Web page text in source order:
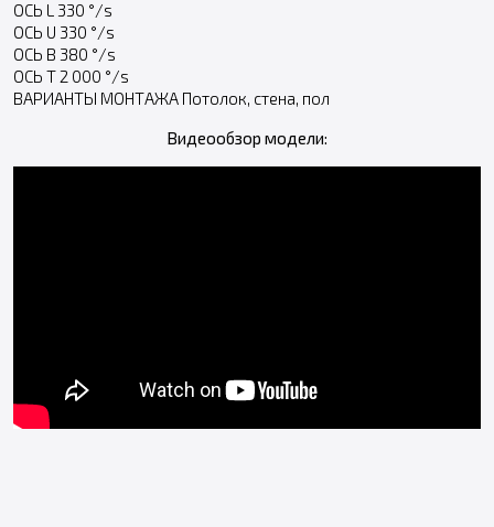
ОСЬ L 330 °/s
ОСЬ U 330 °/s
ОСЬ B 380 °/s
ОСЬ T 2 000 °/s
ВАРИАНТЫ МОНТАЖА Потолок, стена, пол
Видеообзор модели: